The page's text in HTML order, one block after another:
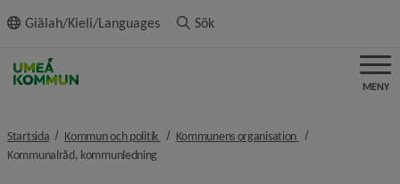
innehållet
Giälah/Kieli/Languages Sök
MENY
Startsida Kommun och politik nivå i brödsmulenavigeringen
Kommunens organisation nivå i
Kommunalråd, kommunledningnivå i brödsmulenavigeringen